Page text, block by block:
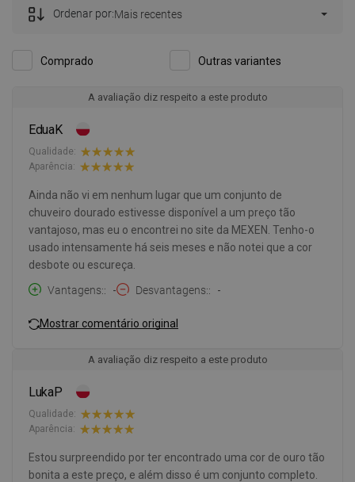
Comprado Outras variantes
Ordenar por:Mais recentes
A avaliação diz respeito a este produto
EduaK
Qualidade:
Aparência:
Ainda não vi em nenhum lugar que um conjunto de
chuveiro dourado estivesse disponível a um preço tão
vantajoso, mas eu o encontrei no site da MEXEN. Tenho-o
usado intensamente há seis meses e não notei que a cor
desbote ou escureça.
Vantagens:
- Desvantagens: -
Mostrar comentário original
A avaliação diz respeito a este produto
LukaP
Qualidade:
Aparência:
Estou surpreendido por ter encontrado uma cor de ouro tão
bonita a este preço, e além disso é um conjunto completo.